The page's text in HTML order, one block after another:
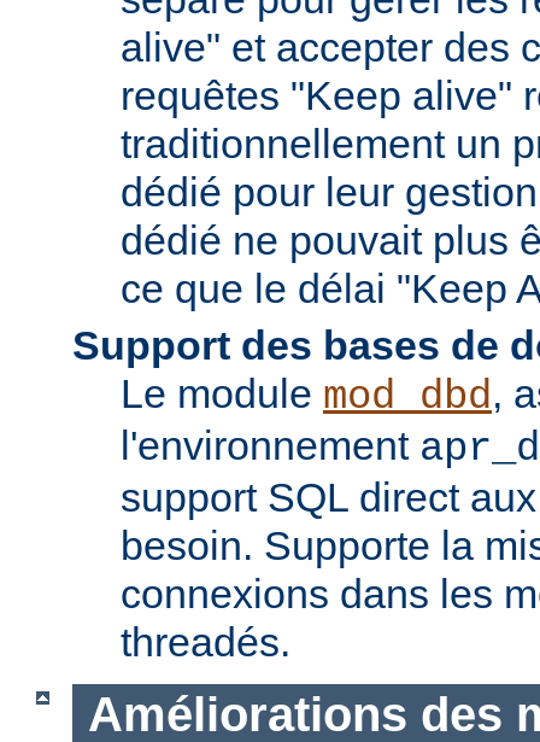
alive" et accepter des
requêtes "Keep alive"
traditionnellement un
dédié pour leur
dédié ne pouvait plus
ce que le délai "Keep
Support des bases de
Le module mod_dbd,
l'environnement
support SQL direct
besoin. Supporte la
connexions dans les
threadés.
Améliorations des